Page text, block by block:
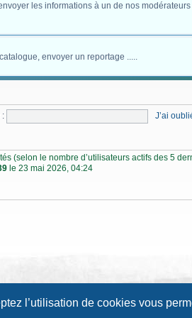
l’utilisation de cookies vous
les informations à un de nos
envoyer un reportage .....
: J’ai
(selon le nombre d’utilisateurs actifs des 5
le 23 mai 2026, 04:24
Traduction française